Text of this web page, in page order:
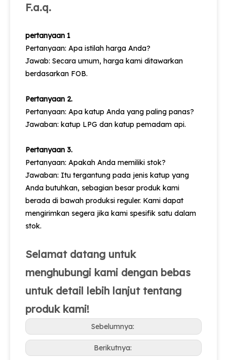
F.a.q.
pertanyaan 1
Pertanyaan: Apa istilah harga Anda?
Jawab: Secara umum, harga kami ditawarkan
berdasarkan FOB.
Pertanyaan 2.
Pertanyaan: Apa katup Anda yang paling panas?
Jawaban: katup LPG dan katup pemadam api.
Pertanyaan 3.
Pertanyaan: Apakah Anda memiliki stok?
Jawaban: Itu tergantung pada jenis katup yang
Anda butuhkan, sebagian besar produk kami
berada di bawah produksi reguler. Kami dapat
mengirimkan segera jika kami spesifik satu dalam
stok.
Selamat datang untuk
menghubungi kami dengan bebas
untuk detail lebih lanjut tentang
produk kami!
Sebelumnya:
Berikutnya: